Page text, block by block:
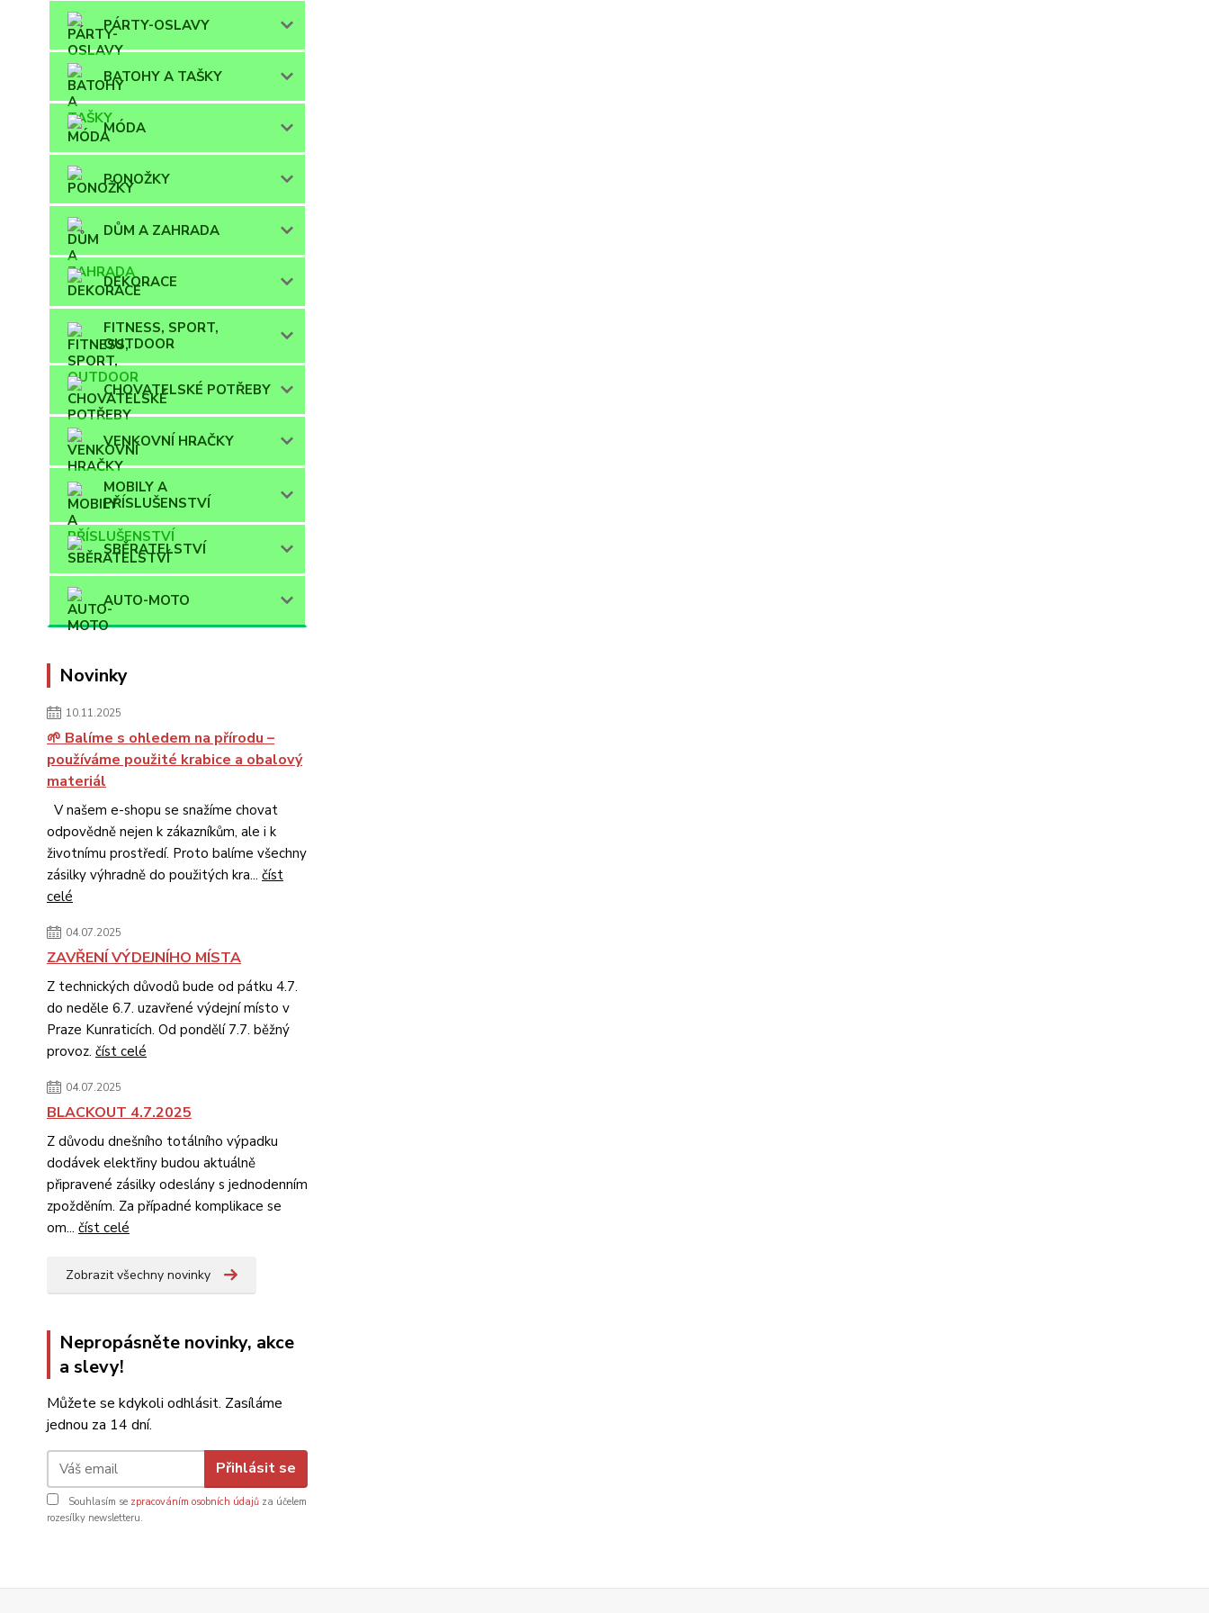
PÁRTY-OSLAVY
BATOHY A TAŠKY
MÓDA
PONOŽKY
DŮM A ZAHRADA
DEKORACE
FITNESS, SPORT,
OUTDOOR
CHOVATELSKÉ POTŘEBY
VENKOVNÍ HRAČKY
MOBILY A
PŘÍSLUŠENSTVÍ
SBĚRATELSTVÍ
AUTO-MOTO
Novinky
10.11.2025
🌱 Balíme s ohledem na přírodu –
používáme použité krabice a obalový
materiál
V našem e-shopu se snažíme chovat
odpovědně nejen k zákazníkům, ale i k
životnímu prostředí. Proto balíme všechny
zásilky výhradně do použitých kra... číst
celé
04.07.2025
ZAVŘENÍ VÝDEJNÍHO MÍSTA
Z technických důvodů bude od pátku 4.7.
do neděle 6.7. uzavřené výdejní místo v
Praze Kunraticích. Od pondělí 7.7. běžný
provoz. číst celé
04.07.2025
BLACKOUT 4.7.2025
Z důvodu dnešního totálního výpadku
dodávek elektřiny budou aktuálně
připravené zásilky odeslány s jednodenním
zpožděním. Za případné komplikace se
om... číst celé
Zobrazit všechny novinky
Nepropásněte novinky, akce
a slevy!
Můžete se kdykoli odhlásit. Zasíláme
jednou za 14 dní.
Přihlásit se
Souhlasím se zpracováním osobních údajů za účelem
rozesílky newsletteru.